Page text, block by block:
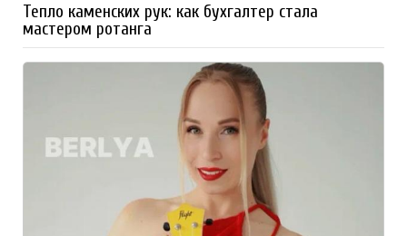
Тепло каменских рук: как бухгалтер стала
мастером ротанга